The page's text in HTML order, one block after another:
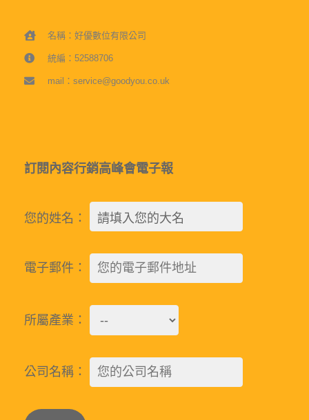
名稱：好優數位有限公司
統編：52588706
mail：service@goodyou.co.uk
訂閱內容行銷高峰會電子報
您的姓名：
電子郵件：
所屬產業：
公司名稱：